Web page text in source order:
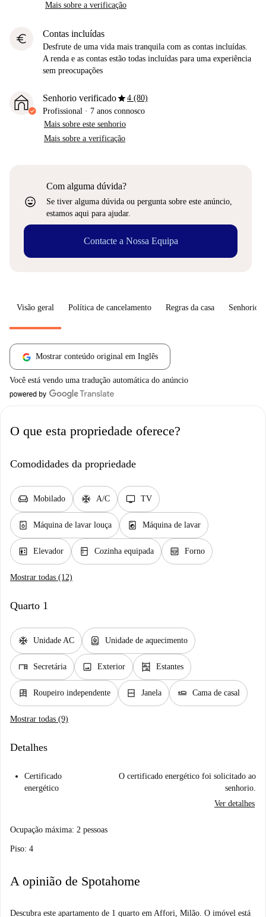
Mais sobre a verificação
euro Contas incluídas
Desfrute de uma vida mais tranquila com as contas incluídas.
A renda e as contas estão todas incluídas para uma experiência
sem preocupações
Senhorio verificadostar4 (80)
Profissional · 7 anos connosco
Mais sobre este senhorio
Mais sobre a verificação
sentiment_very_satisfied
Com alguma dúvida?
Se tiver alguma dúvida ou pergunta sobre este anúncio,
estamos aqui para ajudar.
Contacte a Nossa Equipa
Visão geral Política de cancelamento Regras da casa Senhorio
Mostrar conteúdo original em Inglês
Você está vendo uma tradução automática do anúncio
O que esta propriedade oferece?
Comodidades da propriedade
chair Mobilado ac_unit A/C tv TV
dishwasher_gen Máquina de lavar louça local_laundry_service Máquina de lavar
elevator Elevador kitchen Cozinha equipada oven_gen Forno
Mostrar todas (12)
Quarto 1
ac_unit Unidade AC water_heater Unidade de aquecimento
desk Secretária image Exterior shelves Estantes
dresser Roupeiro independente window_closed Janela airline_seat_flat Cama de casal
Mostrar todas (9)
Detalhes
Certificado
energético
O certificado energético foi solicitado ao
senhorio.
Ver detalhes
Ocupação máxima: 2 pessoas
Piso: 4
A opinião de Spotahome
Descubra este apartamento de 1 quarto em Affori, Milão. O imóvel está